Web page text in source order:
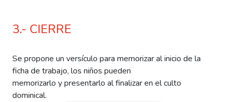
3.- CIERRE
Se propone un versículo para memorizar al inicio de la
ficha de trabajo, los niños pueden
memorizarlo y presentarlo al finalizar en el culto
dominical.